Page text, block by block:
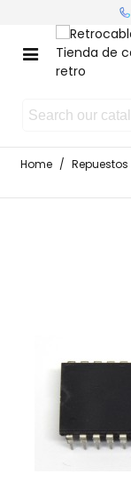
Home / Repuestos